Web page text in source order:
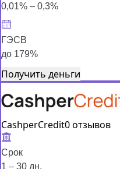
0,01% – 0,3%
ГЭСВ
до 179%
Получить деньги
CashperCredit0 отзывов
Срок
1 – 30 дн.